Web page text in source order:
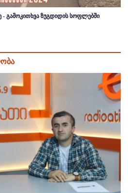
- გამოკითხვა ზუგდიდის სოფლებში